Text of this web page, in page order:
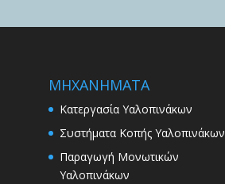
ΜΗΧΑΝΗΜΑΤΑ
Κατεργασία Υαλοπινάκων
Συστήματα Κοπής Υαλοπινάκων
Παραγωγή Μονωτικών
Υαλοπινάκων